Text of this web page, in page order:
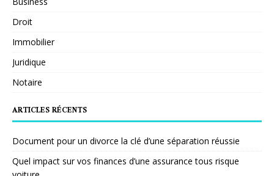
Droit
Immobilier
Juridique
Notaire
ARTICLES RÉCENTS
Document pour un divorce la clé d’une séparation réussie
Quel impact sur vos finances d’une assurance tous risque